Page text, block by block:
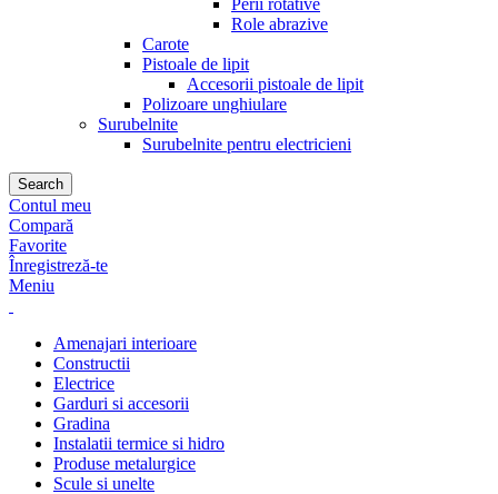
Perii rotative
Role abrazive
Carote
Pistoale de lipit
Accesorii pistoale de lipit
Polizoare unghiulare
Surubelnite
Surubelnite pentru electricieni
Search
Contul meu
Compară
Favorite
Înregistreză-te
Meniu
Amenajari interioare
Constructii
Electrice
Garduri si accesorii
Gradina
Instalatii termice si hidro
Produse metalurgice
Scule si unelte